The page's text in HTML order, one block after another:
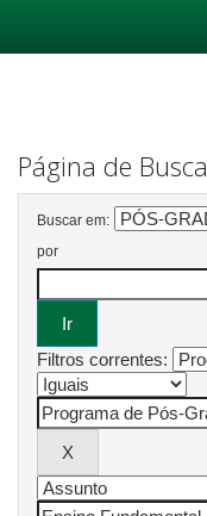
Página de Busca
Buscar em:
por
Filtros correntes: